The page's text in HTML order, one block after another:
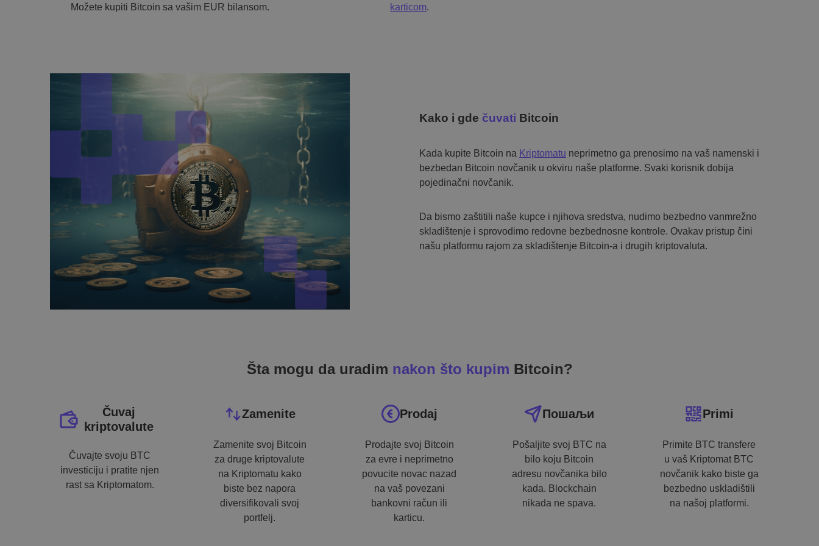
Možete kupiti Bitcoin sa vašim EUR bilansom.
karticom.
Kako i gde čuvati Bitcoin
Kada kupite Bitcoin na Kriptomatu neprimetno ga prenosimo na vaš namenski i
bezbedan Bitcoin novčanik u okviru naše platforme. Svaki korisnik dobija
pojedinačni novčanik.
Da bismo zaštitili naše kupce i njihova sredstva, nudimo bezbedno vanmrežno
skladištenje i sprovodimo redovne bezbednosne kontrole. Ovakav pristup čini
našu platformu rajom za skladištenje Bitcoin-a i drugih kriptovaluta.
Šta mogu da uradim nakon što kupim Bitcoin?
Čuvaj
kriptovalute
Čuvajte svoju BTC
investiciju i pratite njen
rast sa Kriptomatom.
Zamenite
Zamenite svoj Bitcoin
za druge kriptovalute
na Kriptomatu kako
biste bez napora
diversifikovali svoj
portfelj.
Prodaj
Prodajte svoj Bitcoin
za evre i neprimetno
povucite novac nazad
na vaš povezani
bankovni račun ili
karticu.
Пошаљи
Pošaljite svoj BTC na
bilo koju Bitcoin
adresu novčanika bilo
kada. Blockchain
nikada ne spava.
Primi
Primite BTC transfere
u vaš Kriptomat BTC
novčanik kako biste ga
bezbedno uskladištili
na našoj platformi.